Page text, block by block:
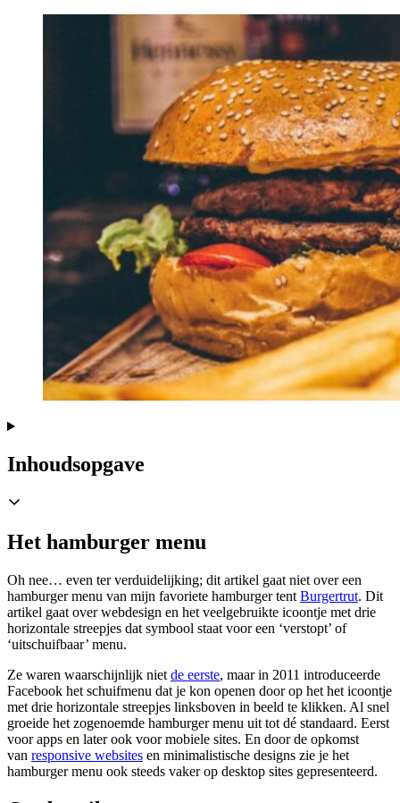
Inhoudsopgave
Het hamburger menu
Oh nee… even ter verduidelijking; dit artikel gaat niet over een
hamburger menu van mijn favoriete hamburger tent Burgertrut. Dit
artikel gaat over webdesign en het veelgebruikte icoontje met drie
horizontale streepjes dat symbool staat voor een ‘verstopt’ of
‘uitschuifbaar’ menu.
Ze waren waarschijnlijk niet de eerste, maar in 2011 introduceerde
Facebook het schuifmenu dat je kon openen door op het het icoontje
met drie horizontale streepjes linksboven in beeld te klikken. Al snel
groeide het zogenoemde hamburger menu uit tot dé standaard. Eerst
voor apps en later ook voor mobiele sites. En door de opkomst
van responsive websites en minimalistische designs zie je het
hamburger menu ook steeds vaker op desktop sites gepresenteerd.